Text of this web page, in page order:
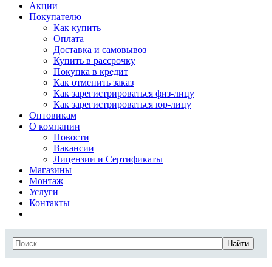
Акции
Покупателю
Как купить
Оплата
Доставка и самовывоз
Купить в рассрочку
Покупка в кредит
Как отменить заказ
Как зарегистрироваться физ-лицу
Как зарегистрироваться юр-лицу
Оптовикам
О компании
Новости
Вакансии
Лицензии и Сертификаты
Магазины
Монтаж
Услуги
Контакты
Найти